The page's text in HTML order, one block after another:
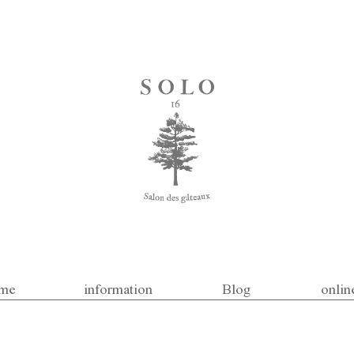
information Blog